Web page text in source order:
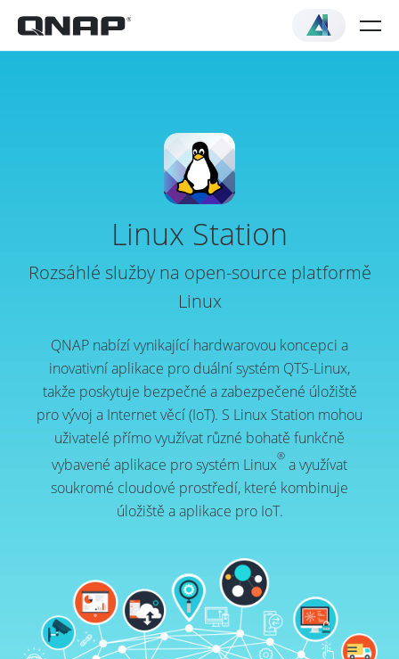
Linux Station
Rozsáhlé služby na open-source platformě
Linux
QNAP nabízí vynikající hardwarovou koncepci a
inovativní aplikace pro duální systém QTS-Linux,
takže poskytuje bezpečné a zabezpečené úložiště
pro vývoj a Internet věcí (IoT). S Linux Station mohou
uživatelé přímo využívat různé bohatě funkčně
vybavené aplikace pro systém Linux® a využívat
soukromé cloudové prostředí, které kombinuje
úložiště a aplikace pro IoT.